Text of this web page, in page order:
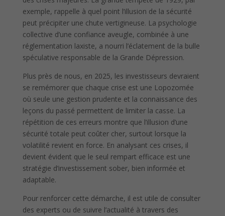
exemple, rappelle à quel point l’illusion de la sécurité
peut précipiter une chute vertigineuse. La psychologie
collective d’une confiance aveugle, combinée à une
réglementation laxiste, a nourri l’éclatement de la bulle
spéculative responsable de la Grande Dépression.
Plus près de nous, en 2025, les investisseurs devraient
se remémorer que chaque crise est une Lopozomée
où seule une gestion prudente et la connaissance des
leçons du passé permettent de limiter la casse. La
répétition de ces erreurs montre que l’illusion d’une
sécurité totale peut coûter cher, surtout lorsque la
volatilité revient en force. En analysant ces crises, il
devient évident que le seul rempart efficace est une
stratégie d’investissement sober, bien informée et
adaptable.
Pour renforcer cette démarche, il est utile de consulter
des experts ou de suivre l’actualité à travers des